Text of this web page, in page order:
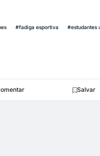
#fadiga esportiva #estudantes
Salvar